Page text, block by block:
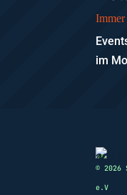
Immer
im
©
e.V